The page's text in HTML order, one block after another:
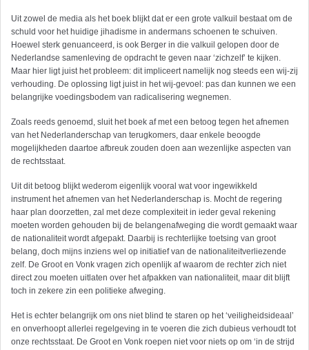
Uit zowel de media als het boek blijkt dat er een grote valkuil bestaat om de
schuld voor het huidige jihadisme in andermans schoenen te schuiven.
Hoewel sterk genuanceerd, is ook Berger in die valkuil gelopen door de
Nederlandse samenleving de opdracht te geven naar ‘zichzelf’ te kijken.
Maar hier ligt juist het probleem: dit impliceert namelijk nog steeds een wij-zij
verhouding. De oplossing ligt juist in het wij-gevoel: pas dan kunnen we een
belangrijke voedingsbodem van radicalisering wegnemen.
Zoals reeds genoemd, sluit het boek af met een betoog tegen het afnemen
van het Nederlanderschap van terugkomers, daar enkele beoogde
mogelijkheden daartoe afbreuk zouden doen aan wezenlijke aspecten van
de rechtsstaat.
Uit dit betoog blijkt wederom eigenlijk vooral wat voor ingewikkeld
instrument het afnemen van het Nederlanderschap is. Mocht de regering
haar plan doorzetten, zal met deze complexiteit in ieder geval rekening
moeten worden gehouden bij de belangenafweging die wordt gemaakt waar
de nationaliteit wordt afgepakt. Daarbij is rechterlijke toetsing van groot
belang, doch mijns inziens wel op initiatief van de nationaliteit­verliezende
zelf. De Groot en Vonk vragen zich openlijk af waarom de rechter zich niet
direct zou moeten uitlaten over het afpakken van nationaliteit, maar dit blijft
toch in zekere zin een politieke afweging.
Het is echter belangrijk om ons niet blind te staren op het ‘veiligheidsideaal’
en onverhoopt allerlei regelgeving in te voeren die zich dubieus verhoudt tot
onze rechtsstaat. De Groot en Vonk roepen niet voor niets op om ‘in de strijd